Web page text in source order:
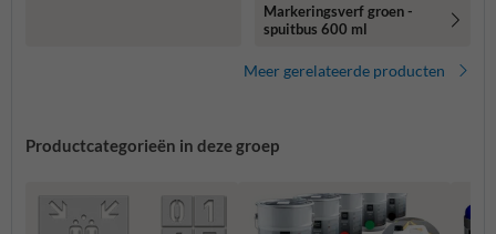
Markeringsverf groen -
spuitbus 600 ml
Meer gerelateerde producten
Productcategorieën in deze groep